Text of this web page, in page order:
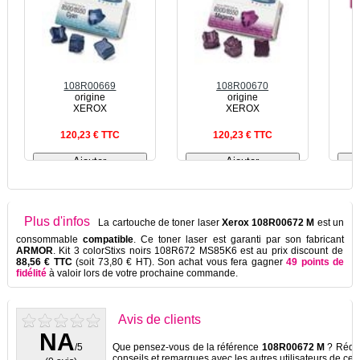
108R00669
origine
XEROX
120,23 € TTC
108R00670
origine
XEROX
120,23 € TTC
Plus d'infos La cartouche de toner laser Xerox 108R00672 M est un
consommablecompatible . Ce toner laser est garanti par son fabricant
ARMOR . Kit 3 colorStixs noirs 108R672 MS85K6 est au prix discount de
88,56 € TTC(soit 73,80 € HT). Son achat vous fera gagner49 points de
fidélitéà valoir lors de votre prochaine commande.
Avis de clients
NA/5
Que pensez-vous de la référence 108R00672 M ?